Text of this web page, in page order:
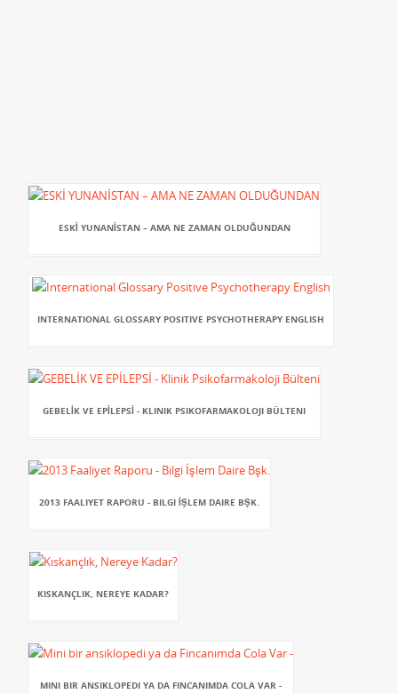
ESKİ YUNANİSTAN – AMA NE ZAMAN OLDUĞUNDAN
INTERNATIONAL GLOSSARY POSITIVE PSYCHOTHERAPY ENGLISH
GEBELİK VE EPİLEPSİ - KLINIK PSIKOFARMAKOLOJI BÜLTENI
2013 FAALIYET RAPORU - BILGI İŞLEM DAIRE BŞK.
KISKANÇLIK, NEREYE KADAR?
MINI BIR ANSIKLOPEDI YA DA FINCANIMDA COLA VAR -